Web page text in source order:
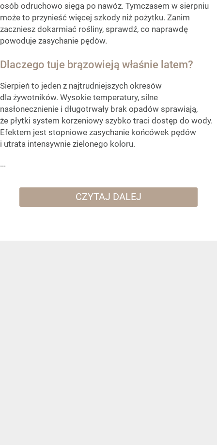
osób odruchowo sięga po nawóz. Tymczasem w sierpniu
może to przynieść więcej szkody niż pożytku. Zanim
zaczniesz dokarmiać rośliny, sprawdź, co naprawdę
powoduje zasychanie pędów.
Dlaczego tuje brązowieją właśnie latem?
Sierpień to jeden z najtrudniejszych okresów
dla żywotników. Wysokie temperatury, silne
nasłonecznienie i długotrwały brak opadów sprawiają,
że płytki system korzeniowy szybko traci dostęp do wody.
Efektem jest stopniowe zasychanie końcówek pędów
i utrata intensywnie zielonego koloru.
...
CZYTAJ DALEJ